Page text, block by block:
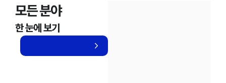
모든 분야
한 눈에 보기